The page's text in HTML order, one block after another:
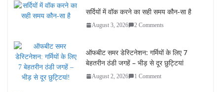
सर्दियों में वॉक करने का सही समय कौन-सा है
August 3, 2026 2 Comments
ऑफबीट समर डेस्टिनेशन: गर्मियों के लिए 7
बेहतरीन ठंडी जगहें – भीड़ से दूर छुट्टियां
August 2, 2026 1 Comment